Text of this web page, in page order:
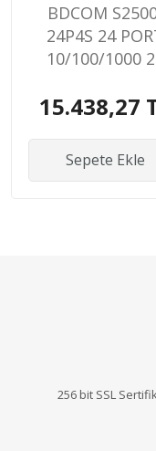
BDCOM
24P4S 24
10/100/1000
370W LAYER
RACK MOUNT
SWITCH
15.438,27
Sepete Ekle
256 bit SSL